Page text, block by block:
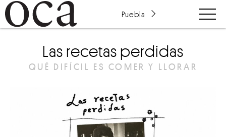
Puebla
Las recetas perdidas
QUÉ DIFÍCIL ES COMER Y LLORAR